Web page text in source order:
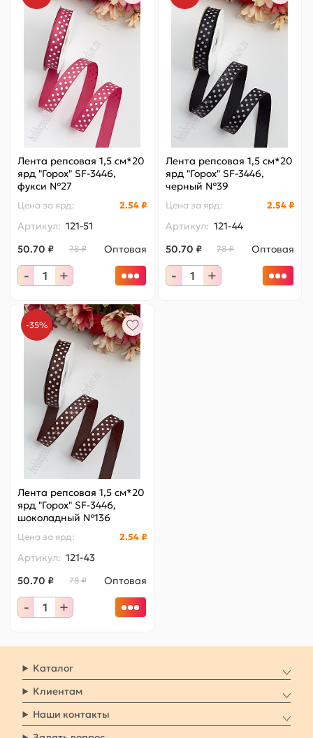
Лента репсовая 1,5 см*20
ярд "Горох" SF-3446,
фукси №27
Цена за ярд: 2.54 ₽
Артикул: 121-51
50.70 ₽
78 ₽ Оптовая
- +
Лента репсовая 1,5 см*20
ярд "Горох" SF-3446,
черный №39
Цена за ярд: 2.54 ₽
Артикул: 121-44
50.70 ₽
78 ₽ Оптовая
- +
-35%
Лента репсовая 1,5 см*20
ярд "Горох" SF-3446,
шоколадный №136
Цена за ярд: 2.54 ₽
Артикул: 121-43
50.70 ₽
78 ₽ Оптовая
- +
Каталог
Клиентам
Наши контакты